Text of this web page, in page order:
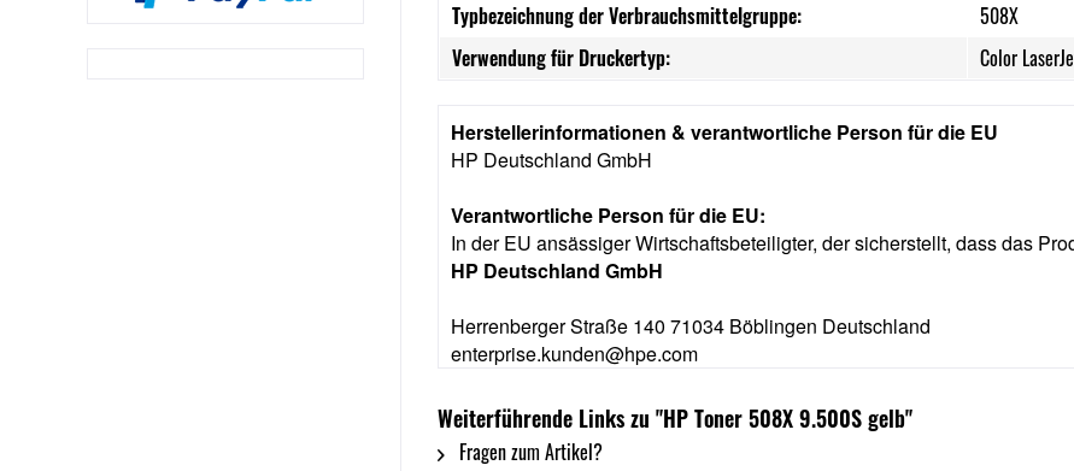
Typbezeichnung der Verbrauchsmittelgruppe:
508X
Verwendung für Druckertyp:
Color
Herstellerinformationen & verantwortliche Person für die EU
HP Deutschland GmbH
Verantwortliche Person für die EU:
In der EU ansässiger Wirtschaftsbeteiligter, der sicherstellt, dass das
HP Deutschland GmbH
Herrenberger Straße 140 71034 Böblingen Deutschland
enterprise.kunden@hpe.com
Weiterführende Links zu "HP Toner 508X 9.500S gelb"
Fragen zum Artikel?